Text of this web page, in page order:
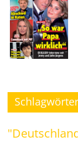
Schlagwörter